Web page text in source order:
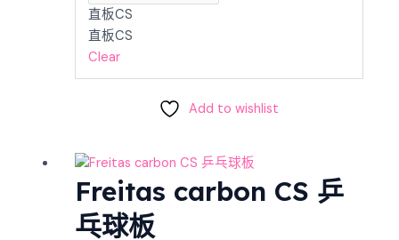
直板CS
直板CS
Clear
Add to wishlist
Freitas carbon CS 乒
乓球板